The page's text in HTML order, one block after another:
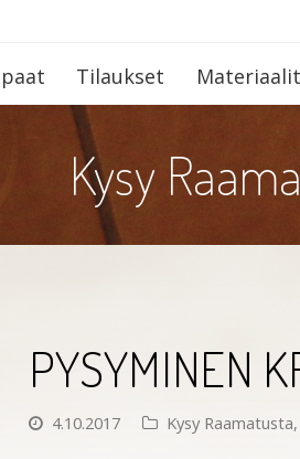
Tilaukset Materiaalit
Kysy
PYSYMINEN
4.10.2017 Kysy Raamatusta,